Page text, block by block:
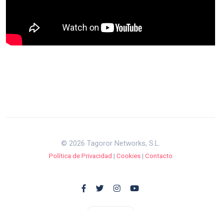
© 2026 Tagoror Networks, S.L.
Política de Privacidad | Cookies| Contacto